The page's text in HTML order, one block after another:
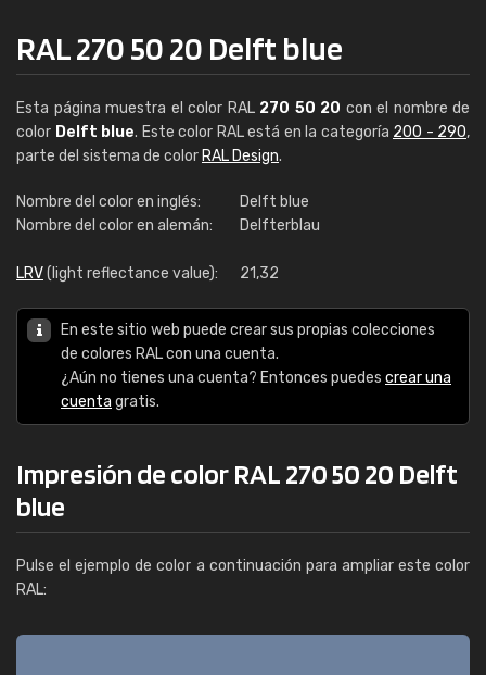
RAL 270 50 20 Delft blue
Esta página muestra el color RAL 270 50 20 con el nombre de
color Delft blue. Este color RAL está en la categoría 200 - 290,
parte del sistema de color RAL Design.
Nombre del color en inglés:
Delft blue
Nombre del color en alemán:
Delfterblau
LRV(light reflectance value): 21,32
En este sitio web puede crear sus propias colecciones
de colores RAL con una cuenta.
¿Aún no tienes una cuenta? Entonces puedes crear una
cuenta gratis.
Impresión de color RAL 270 50 20 Delft
blue
Pulse el ejemplo de color a continuación para ampliar este color
RAL: